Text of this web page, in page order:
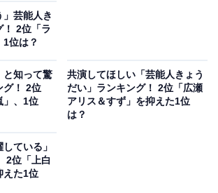
からは、「二人とも所作がスマート
30代女性／愛媛県）」「この二人は、
情がイケメンに見えることがよくある
県）」「一般人にはないオーラがある
て見えます（50代女性／熊本県）」と
りました。
」芸能人き
！ 2位「ラ
位は？
と知って驚
グ！ 2位
」、1位
共演してほしい「芸能人きょう
だい」ランキング！ 2位「広瀬
アリス＆すず」を抑えた1位
は？
ている」
2位「上白
えた1位